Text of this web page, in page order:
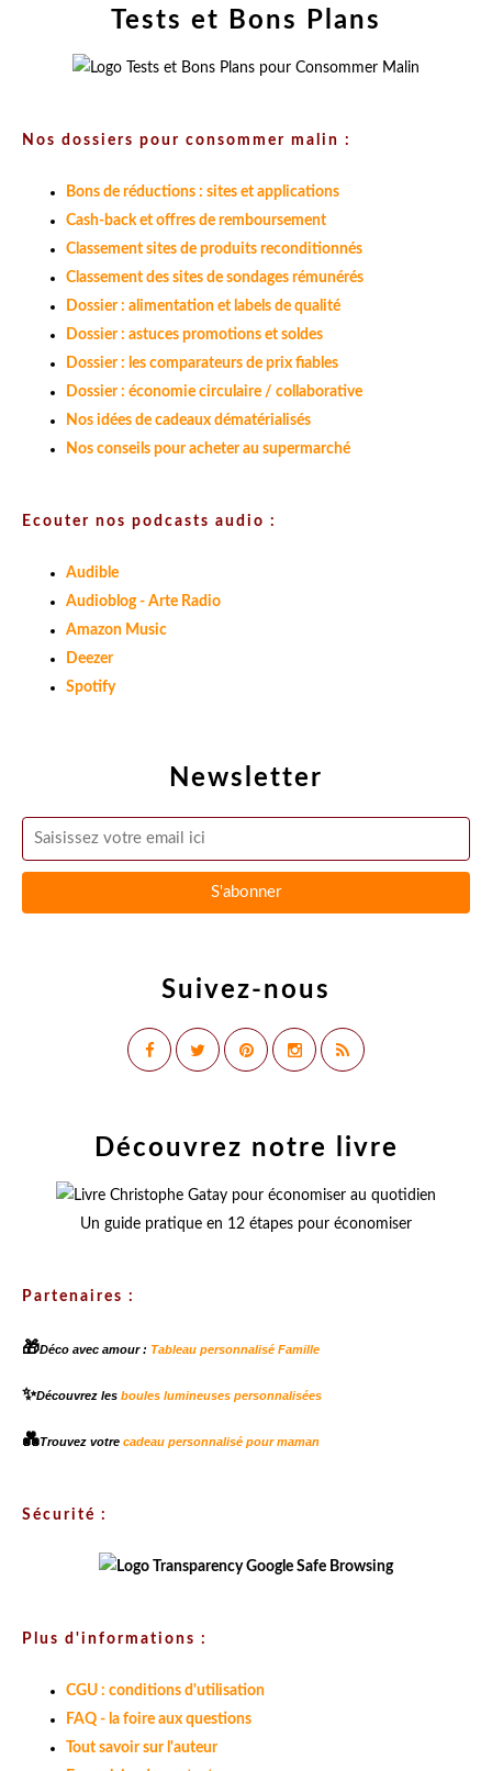
Newsletter
Suivez-nous
Tests et Bons Plans
Nos dossiers pour consommer malin :
Bons de réductions : sites et applications
Cash-back et offres de remboursement
Classement sites de produits reconditionnés
Classement des sites de sondages rémunérés
Dossier : alimentation et labels de qualité
Dossier : astuces promotions et soldes
Dossier : les comparateurs de prix fiables
Dossier : économie circulaire / collaborative
Nos idées de cadeaux dématérialisés
Nos conseils pour acheter au supermarché
Ecouter nos podcasts audio :
Audible
Audioblog - Arte Radio
Amazon Music
Deezer
Spotify
Découvrez notre livre
Un guide pratique en 12 étapes pour économiser
Partenaires :
🎁Déco avec amour : Tableau personnalisé Famille
✨Découvrez les boules lumineuses personnalisées
💑Trouvez votre cadeau personnalisé pour maman
Sécurité :
Plus d'informations :
CGU : conditions d'utilisation
FAQ - la foire aux questions
Tout savoir sur l'auteur